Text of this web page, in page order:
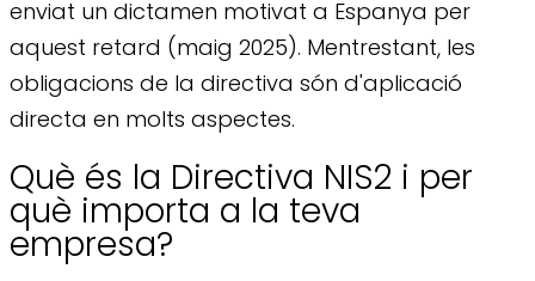
enviat un dictamen motivat a Espanya per
aquest retard (maig 2025). Mentrestant, les
obligacions de la directiva són d'aplicació
directa en molts aspectes.
Què és la Directiva NIS2 i per
què importa a la teva
empresa?